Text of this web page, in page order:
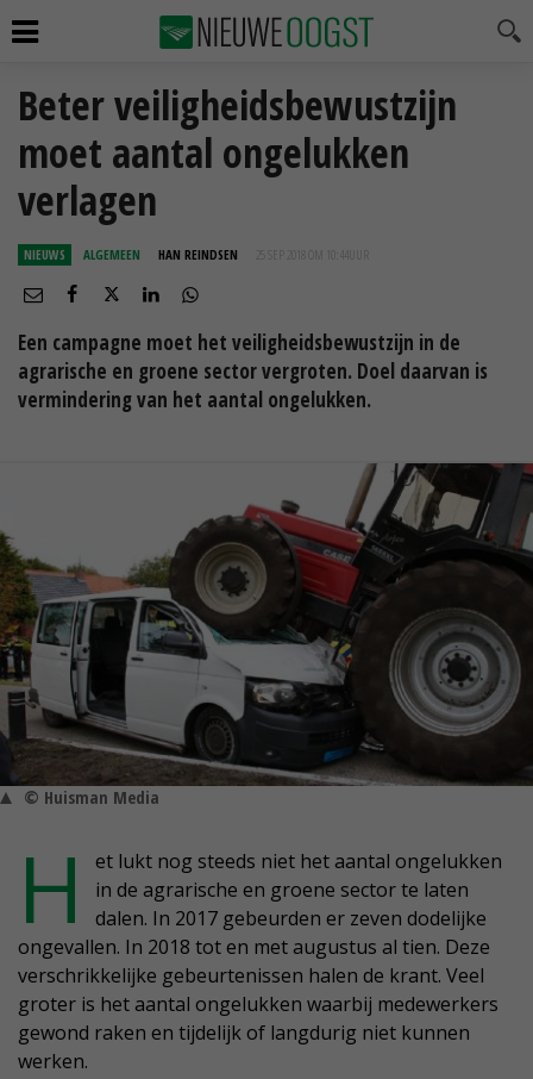
Beter veiligheidsbewustzijn
moet aantal ongelukken
verlagen
NIEUWS ALGEMEEN HAN REINDSEN 25 SEP 2018 OM 10:44
Een campagne moet het veiligheidsbewustzijn in de
agrarische en groene sector vergroten. Doel daarvan is
vermindering van het aantal ongelukken.
© Huisman Media
H
et lukt nog steeds niet het aantal ongelukken
in de agrarische en groene sector te laten
dalen. In 2017 gebeurden er zeven dodelijke
ongevallen. In 2018 tot en met augustus al tien. Deze
verschrikkelijke gebeurtenissen halen de krant. Veel
groter is het aantal ongelukken waarbij medewerkers
gewond raken en tijdelijk of langdurig niet kunnen
werken.